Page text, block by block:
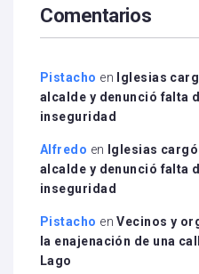
Comentarios
Pistacho en
Iglesias
alcalde y denunció falta
inseguridad
Alfredo en
Iglesias
alcalde y denunció falta
inseguridad
Pistacho enVecinos y
la enajenación de una
Lago